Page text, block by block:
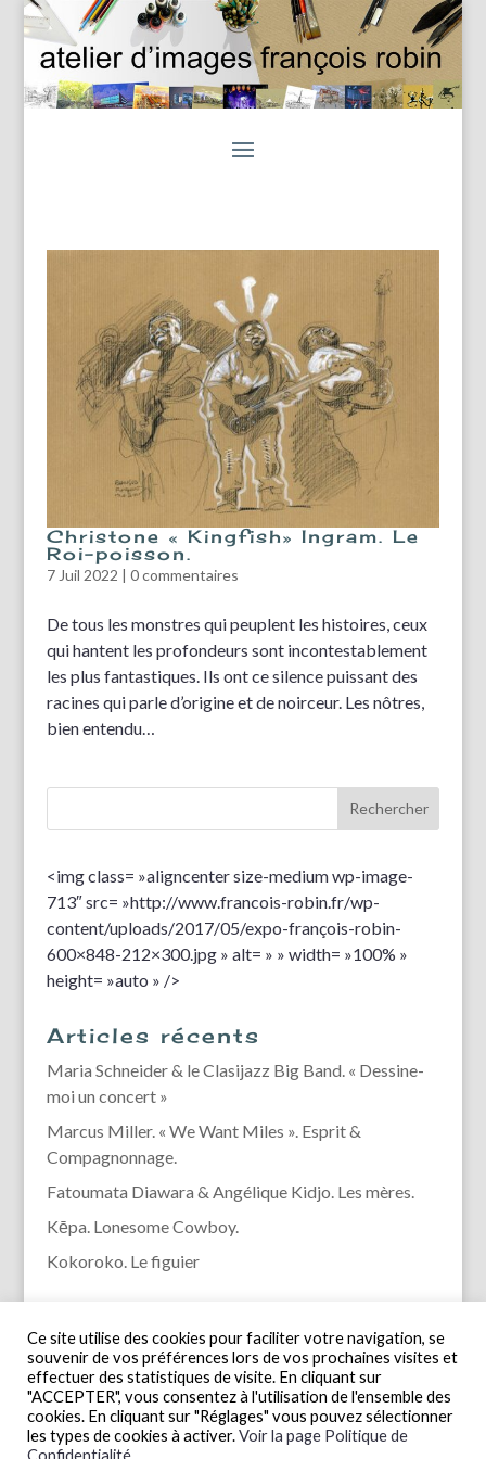
Christone « Kingfish» Ingram. Le
Roi-poisson.
7 Juil 2022 | 0 commentaires
De tous les monstres qui peuplent les histoires, ceux
qui hantent les profondeurs sont incontestablement
les plus fantastiques. Ils ont ce silence puissant des
racines qui parle d’origine et de noirceur. Les nôtres,
bien entendu…
<img class= »aligncenter size-medium wp-image-
713″ src= »http://www.francois-robin.fr/wp-
content/uploads/2017/05/expo-françois-robin-
600×848-212×300.jpg » alt= » » width= »100% »
height= »auto » />
Articles récents
Maria Schneider & le Clasijazz Big Band. « Dessine-
moi un concert »
Marcus Miller. « We Want Miles ». Esprit &
Compagnonnage.
Fatoumata Diawara & Angélique Kidjo. Les mères.
Kēpa. Lonesome Cowboy.
Kokoroko. Le figuier
Ce site utilise des cookies pour faciliter votre navigation, se
souvenir de vos préférences lors de vos prochaines visites et
effectuer des statistiques de visite. En cliquant sur
"ACCEPTER", vous consentez à l'utilisation de l'ensemble des
cookies. En cliquant sur "Réglages" vous pouvez sélectionner
les types de cookies à activer.Voir la page Politique de
Confidentialité